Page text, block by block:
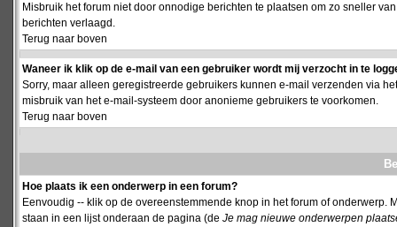
Misbruik het forum niet door onnodige berichten te plaatsen om zo sneller
berichten verlaagd.
Terug naar boven
Waneer ik klik op de e-mail van een gebruiker wordt mij verzocht in te
Sorry, maar alleen geregistreerde gebruikers kunnen e-mail verzenden via
misbruik van het e-mail-systeem door anonieme gebruikers te voorkomen.
Terug naar boven
Hoe plaats ik een onderwerp in een forum?
Eenvoudig -- klik op de overeenstemmende knop in het forum of
staan in een lijst onderaan de pagina (de Je mag nieuwe onderwerpen